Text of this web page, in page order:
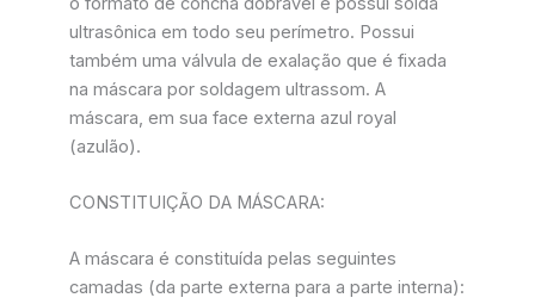
ultrasônica em todo seu perímetro. Possui
também uma válvula de exalação que é fixada
na máscara por soldagem ultrassom. A
máscara, em sua face externa azul royal
(azulão).
CONSTITUIÇÃO DA MÁSCARA:
A máscara é constituída pelas seguintes
camadas (da parte externa para a parte interna):